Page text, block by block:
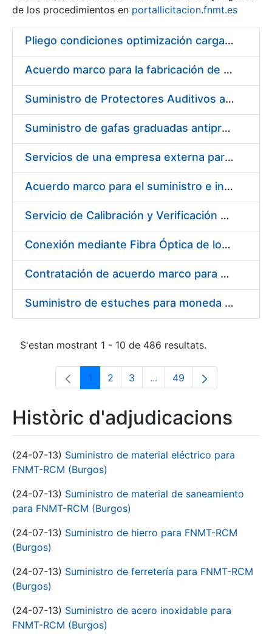
Mostra/Amaga
de los procedimientos en portallicitacion.fnmt.es
Pliego condiciones optimización cargas compras firmado
Acuerdo marco para la fabricación de piezas
Suministro de Protectores Auditivos a medida para las personas trabajadoras de los Centros de Trabajo de Madrid y Burgos
Suministro de gafas graduadas antiproyecciones para los trabajadores de la FNMT-RCM en los centros de trabajo de Madrid y Burgos
Servicios de una empresa externa para el asesoramiento y resolución de los recursos de alzada que se presentan relacionados con procesos de selección para la FNMT-RCM
Acuerdo marco para el suministro e instalación de persianas, estores y otros complementos
Servicio de Calibración y Verificación Externa de los Equipos de Medición del Servicio de Prevención de la FNMT-RCM
Conexión mediante Fibra Óptica de los Centros de Proceso de Datos (CPDs) de las sedes de la FNMT-RCM de Burgos y Madrid
Contratación de acuerdo marco para el Suministro de Material de Electricidad para la Fábrica Nacional de Moneda y Timbre-Real Casa de la Moneda en su centro de trabajo de Burgos
Suministro de estuches para moneda de 30 €
S'estan mostrant 1 - 10 de 486 resultats.
Pàgina
1 Pàgina
2 Pàgina
3 ...Pàgines intermèdies
Pàgina
49
Històric d'adjudicacions
(24-07-13) Suministro de material eléctrico para
FNMT-RCM (Burgos)
(24-07-13) Suministro de material de saneamiento
para FNMT-RCM (Burgos)
(24-07-13) Suministro de hierro para FNMT-RCM
(Burgos)
(24-07-13) Suministro de ferretería para FNMT-RCM
(Burgos)
(24-07-13) Suministro de acero inoxidable para
FNMT-RCM (Burgos)